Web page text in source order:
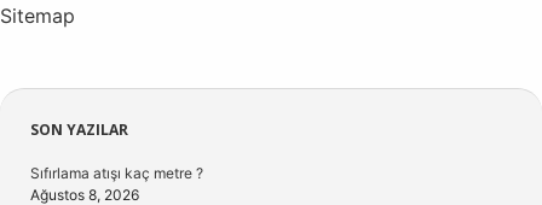
Sitemap
Sidebar
SON YAZILAR
Sıfırlama atışı kaç metre ?
Ağustos 8, 2026